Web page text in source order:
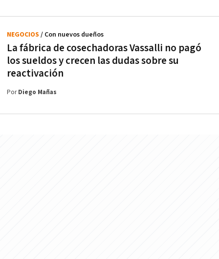
La fábrica de cosechadoras Vassalli no pagó
los sueldos y crecen las dudas sobre su
reactivación
NEGOCIOS / Con nuevos dueños
PorDiego Mañas